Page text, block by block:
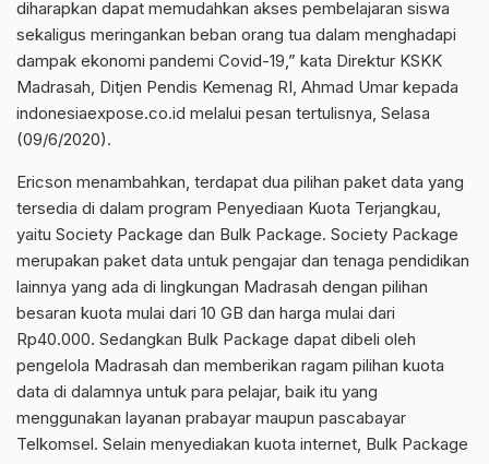
diharapkan dapat memudahkan akses pembelajaran siswa
sekaligus meringankan beban orang tua dalam menghadapi
dampak ekonomi pandemi Covid-19,” kata Direktur KSKK
Madrasah, Ditjen Pendis Kemenag RI, Ahmad Umar kepada
indonesiaexpose.co.id melalui pesan tertulisnya, Selasa
(09/6/2020).
Ericson menambahkan, terdapat dua pilihan paket data yang
tersedia di dalam program Penyediaan Kuota Terjangkau,
yaitu Society Package dan Bulk Package. Society Package
merupakan paket data untuk pengajar dan tenaga pendidikan
lainnya yang ada di lingkungan Madrasah dengan pilihan
besaran kuota mulai dari 10 GB dan harga mulai dari
Rp40.000. Sedangkan Bulk Package dapat dibeli oleh
pengelola Madrasah dan memberikan ragam pilihan kuota
data di dalamnya untuk para pelajar, baik itu yang
menggunakan layanan prabayar maupun pascabayar
Telkomsel. Selain menyediakan kuota internet, Bulk Package